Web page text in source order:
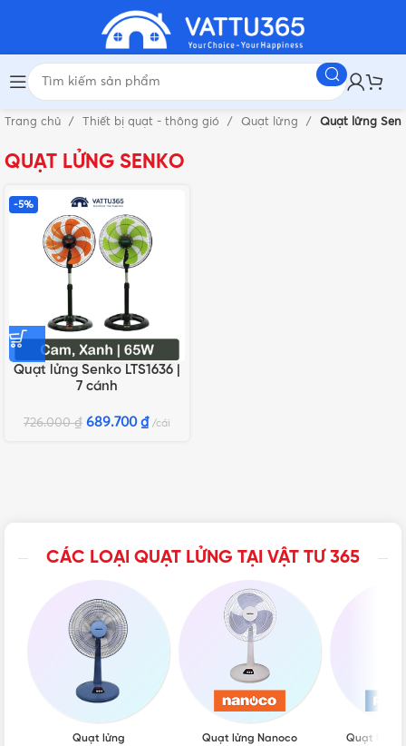
Trang chủ Thiết bị quạt - thông gió Quạt lửng Quạt lửng
QUẠT LỬNG SENKO
-5%
Quạt lửng Senko LTS1636 |
7 cánh
726.000₫ 689.700 ₫ cái
CÁC LOẠI QUẠT LỬNG TẠI VẬT TƯ 365
Quạt lửng Quạt lửng Nanoco Quạt lửng